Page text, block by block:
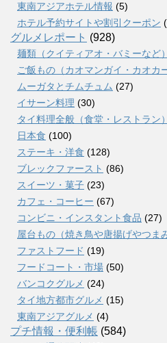
東南アジアホテル情報 (5)
ホテル予約サイトや割引クーポン
グルメレポート (928)
麺類（クイティアオ・バミーなど）
ご飯もの（カオマンガイ・カオカ
ムーガタとチムチュム (27)
イサーン料理 (30)
タイ料理全般（食堂・レストラン）
日本食 (100)
ステーキ・洋食 (128)
ブレックファースト (86)
スイーツ・菓子 (23)
カフェ・コーヒー (67)
コンビニ・インスタント食品 (27)
屋台もの（焼き鳥や唐揚げやつま
ファストフード (19)
フードコート・市場 (50)
バンコクグルメ (24)
タイ地方都市グルメ (15)
東南アジアグルメ (4)
プチ情報・便利帳 (584)